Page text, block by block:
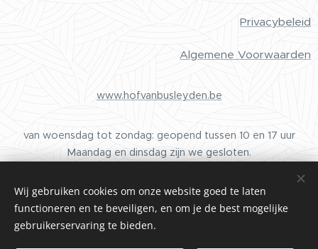
Privacybeleid
Algemene Voorwaarden
www.hofvanbusleyden.be
van woensdag tot zondag: geopend tussen 10 en 17 uur
Maandag en dinsdag zijn we gesloten.
Cookies
Wij gebruiken cookies om onze website goed te laten
functioneren en te beveiligen, en om je de best mogelijke
gebruikerservaring te bieden.